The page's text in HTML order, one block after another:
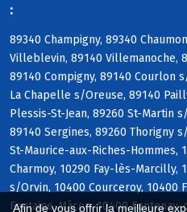
Afin de vous offrir la meilleure
:
89340 Champigny, 89340
Villeblevin, 89140 Villemanoche,
89140 Compigny, 89140 Courlon
La Chapelle s/Oreuse, 89140
Plessis-St-Jean, 89260 St-Martin
89140 Sergines, 89260 Thorigny
St-Maurice-aux-Riches-Hommes,
Charmoy, 10290 Fay-lès-Marcilly,
s/Orvin, 10400 Courceroy, 10400
Fontaine-Mâcon, 10400